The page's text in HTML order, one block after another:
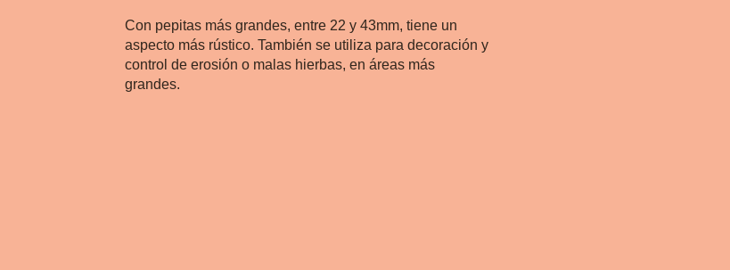
Con pepitas más grandes, entre 22 y 43mm, tiene un
aspecto más rústico. También se utiliza para decoración y
control de erosión o malas hierbas, en áreas más
grandes.